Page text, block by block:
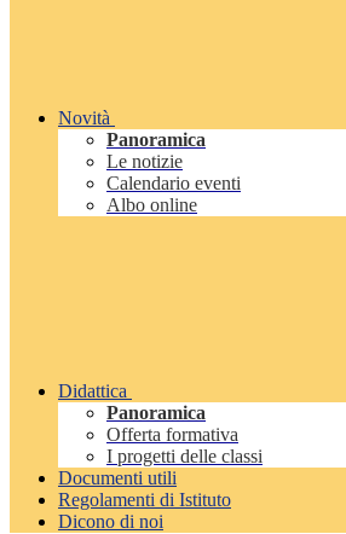
Novità
Panoramica
Le notizie
Calendario eventi
Albo online
Didattica
Panoramica
Offerta formativa
I progetti delle classi
Documenti utili
Regolamenti di Istituto
Dicono di noi